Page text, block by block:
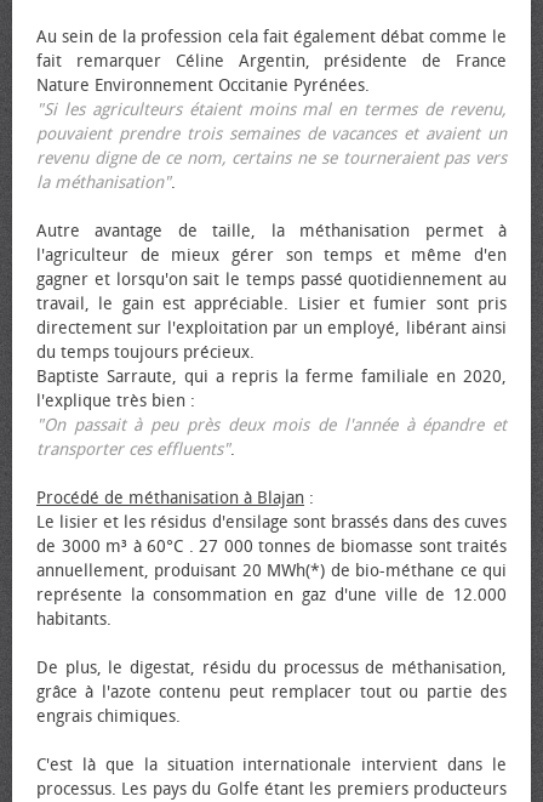
Au sein de la profession cela fait également débat comme le
fait remarquer Céline Argentin, présidente de France
Nature Environnement Occitanie Pyrénées.
"Si les agriculteurs étaient moins mal en termes de revenu,
pouvaient prendre trois semaines de vacances et avaient un
revenu digne de ce nom, certains ne se tourneraient pas vers
la méthanisation".
Autre avantage de taille, la méthanisation permet à
l'agriculteur de mieux gérer son temps et même d'en
gagner et lorsqu'on sait le temps passé quotidiennement au
travail, le gain est appréciable. Lisier et fumier sont pris
directement sur l'exploitation par un employé, libérant ainsi
du temps toujours précieux.
Baptiste Sarraute, qui a repris la ferme familiale en 2020,
l'explique très bien :
"On passait à peu près deux mois de l'année à épandre et
transporter ces effluents".
Procédé de méthanisation à Blajan :
Le lisier et les résidus d'ensilage sont brassés dans des cuves
de 3000 m³ à 60°C . 27 000 tonnes de biomasse sont traités
annuellement, produisant 20 MWh(*) de bio-méthane ce qui
représente la consommation en gaz d'une ville de 12.000
habitants.
De plus, le digestat, résidu du processus de méthanisation,
grâce à l'azote contenu peut remplacer tout ou partie des
engrais chimiques.
C'est là que la situation internationale intervient dans le
processus. Les pays du Golfe étant les premiers producteurs